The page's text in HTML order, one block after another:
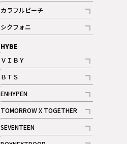
記事
ギャラリー
カラフルピーチ
記事
シクフォニ
記事
HYBE
ＶＩＢＹ
記事
ＢＴＳ
記事
ENHYPEN
記事
TOMORROW X TOGETHER
記事
ギャラリー
SEVENTEEN
記事